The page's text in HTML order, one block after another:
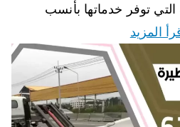
توفر خدماتها بأنسب
المزيد